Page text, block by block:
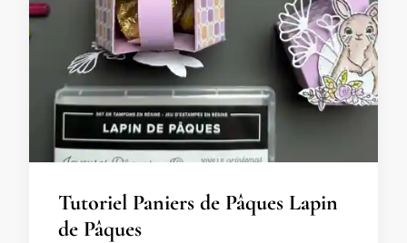
Tutoriel Paniers de Pâques Lapin
de Pâques